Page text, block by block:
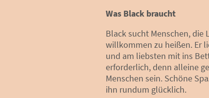
Was Black braucht
Black sucht Menschen,
willkommen zu heißen. Er
und am liebsten mit ins
erforderlich, denn alleine
Menschen sein. Schöne
ihn rundum glücklich.